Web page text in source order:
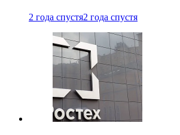
2 года спустя2 года спустя